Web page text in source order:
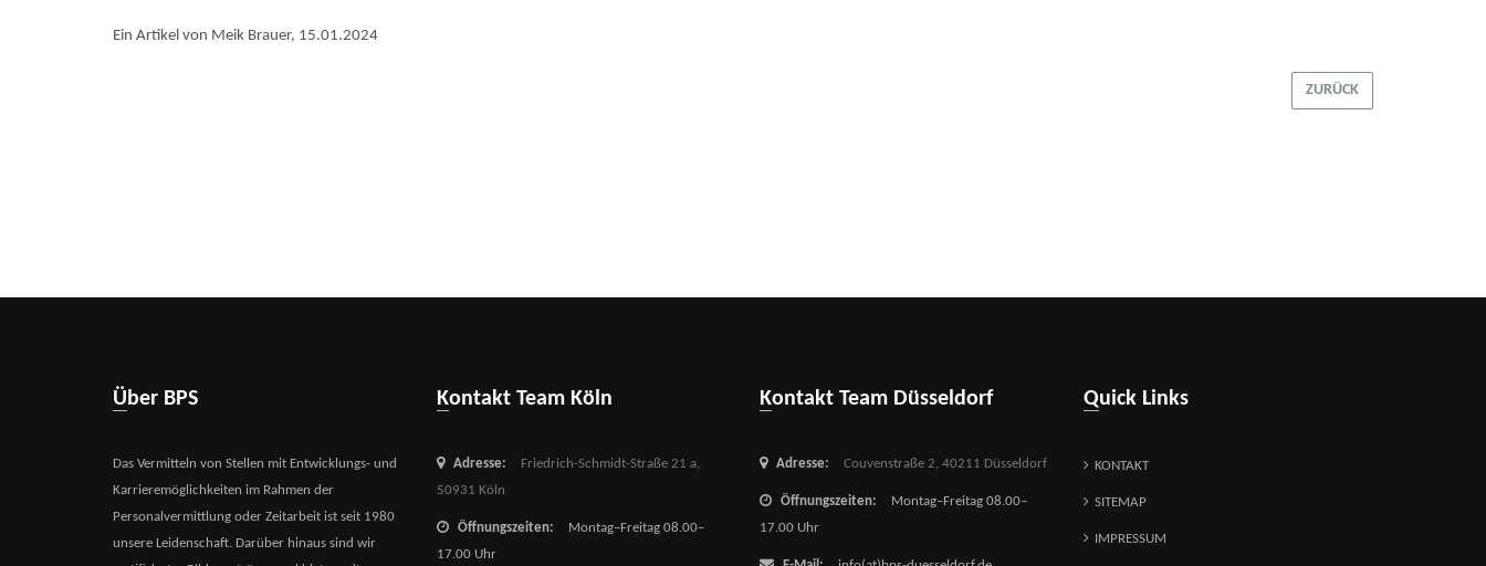
Ein Artikel von Meik Brauer, 15.01.2024
ZURÜCK
Über BPS
Das Vermitteln von Stellen mit Entwicklungs- und
Karrieremöglichkeiten im Rahmen der
Personalvermittlung oder Zeitarbeit ist seit 1980
unsere Leidenschaft. Darüber hinaus sind wir
Kontakt Team Köln
Adresse:
Friedrich-Schmidt-Straße 21 a,
50931 Köln
Öffnungszeiten:
Montag–Freitag 08.00–
17.00 Uhr
Kontakt Team Düsseldorf
Adresse: Couvenstraße 2, 40211 Düsseldorf
Öffnungszeiten:
Montag–Freitag 08.00–
17.00 Uhr
Quick Links
KONTAKT
SITEMAP
IMPRESSUM